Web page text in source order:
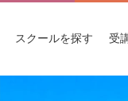
スクールを探す 受